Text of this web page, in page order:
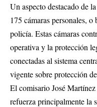
Un aspecto destacado de
175 cámaras personales,
policía. Estas cámaras
operativa y la protección
conectadas al sistema
vigente sobre protección
El comisario José
refuerza principalmente la